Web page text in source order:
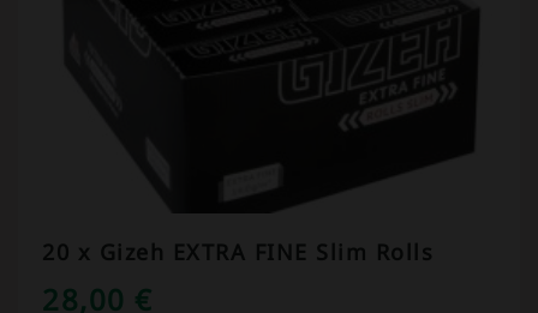
20 x Gizeh EXTRA FINE Slim Rolls
28,00 €